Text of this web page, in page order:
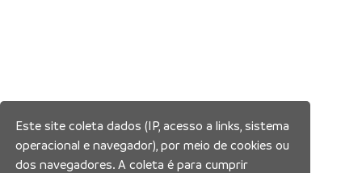
Este site coleta dados (IP, acesso a links, sistema
operacional e navegador), por meio de cookies ou
dos navegadores. A coleta é para cumprir